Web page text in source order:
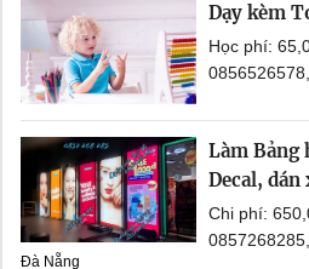
Dạy kèm
Học phí:
Làm Bảng
Decal, dán
Chi phí:
Đà Nẵng